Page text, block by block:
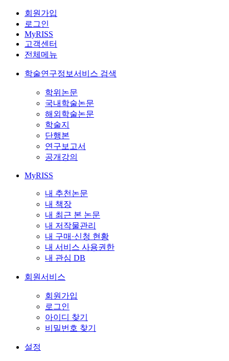
회원가입
로그인
MyRISS
고객센터
전체메뉴
학술연구정보서비스 검색
학위논문
국내학술논문
해외학술논문
학술지
단행본
연구보고서
공개강의
MyRISS
내 추천논문
내 책장
내 최근 본 논문
내 저작물관리
내 구매·신청 현황
내 서비스 사용권한
내 관심 DB
회원서비스
회원가입
로그인
아이디 찾기
비밀번호 찾기
설정